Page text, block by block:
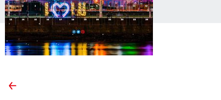
ARTIKEL-